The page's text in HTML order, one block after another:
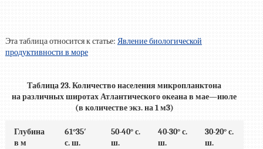
Эта таблица относится к статье: Явление биологической
продуктивности в море
Таблица 23. Количество населения микропланктона
на различных широтах Атлантического океана в мае—июле
(в количестве экз. на 1 м3)
Глубина
в м
61°35′
с. ш.
50-40° с.
ш.
40-30° с.
ш.
30-20° с.
ш.